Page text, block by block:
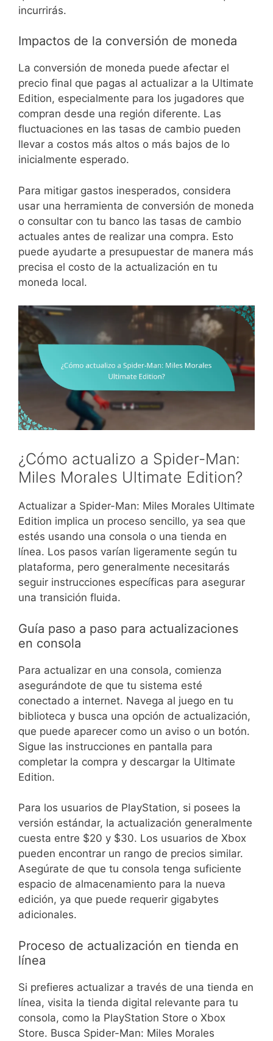
incurrirás.
Impactos de la conversión de moneda
La conversión de moneda puede afectar el
precio final que pagas al actualizar a la Ultimate
Edition, especialmente para los jugadores que
compran desde una región diferente. Las
fluctuaciones en las tasas de cambio pueden
llevar a costos más altos o más bajos de lo
inicialmente esperado.
Para mitigar gastos inesperados, considera
usar una herramienta de conversión de moneda
o consultar con tu banco las tasas de cambio
actuales antes de realizar una compra. Esto
puede ayudarte a presupuestar de manera más
precisa el costo de la actualización en tu
moneda local.
¿Cómo actualizo a Spider-Man:
Miles Morales Ultimate Edition?
Actualizar a Spider-Man: Miles Morales Ultimate
Edition implica un proceso sencillo, ya sea que
estés usando una consola o una tienda en
línea. Los pasos varían ligeramente según tu
plataforma, pero generalmente necesitarás
seguir instrucciones específicas para asegurar
una transición fluida.
Guía paso a paso para actualizaciones
en consola
Para actualizar en una consola, comienza
asegurándote de que tu sistema esté
conectado a internet. Navega al juego en tu
biblioteca y busca una opción de actualización,
que puede aparecer como un aviso o un botón.
Sigue las instrucciones en pantalla para
completar la compra y descargar la Ultimate
Edition.
Para los usuarios de PlayStation, si posees la
versión estándar, la actualización generalmente
cuesta entre $20 y $30. Los usuarios de Xbox
pueden encontrar un rango de precios similar.
Asegúrate de que tu consola tenga suficiente
espacio de almacenamiento para la nueva
edición, ya que puede requerir gigabytes
adicionales.
Proceso de actualización en tienda en
línea
Si prefieres actualizar a través de una tienda en
línea, visita la tienda digital relevante para tu
consola, como la PlayStation Store o Xbox
Store. Busca Spider-Man: Miles Morales